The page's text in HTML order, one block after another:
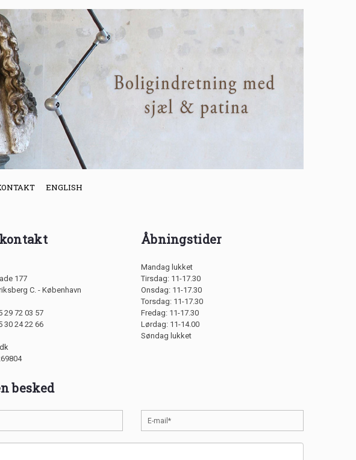
ENGLISH
177
C. - København
29 72 03 57
30 24 22 66
Åbningstider
Mandag lukket
Tirsdag: 11-17.30
Onsdag: 11-17.30
Torsdag: 11-17.30
Fredag: 11-17.30
Lørdag: 11-14.00
Søndag lukket
besked